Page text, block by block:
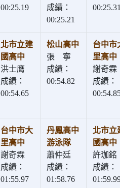
00:25.19
成績：
00:25.21
北市立建
國高中
洪士膺
成績：
00:54.65
松山高中
張 寧
成績：
00:54.82
台中市
里高中
謝奇霖
成績：
台中市大
里高中
謝奇霖
成績：
01:55.97
丹鳳高中
游泳隊
蕭仲廷
成績：
01:58.76
北市立
國高中
許珈銘
成績：